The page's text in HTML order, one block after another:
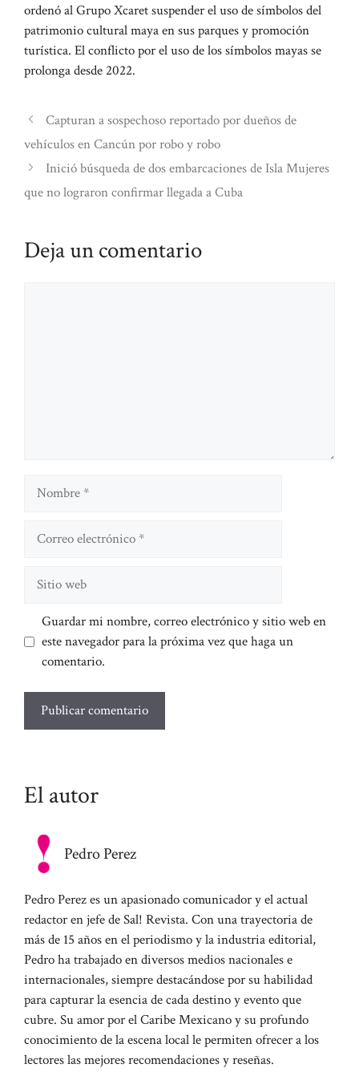
ordenó al Grupo Xcaret suspender el uso de símbolos del
patrimonio cultural maya en sus parques y promoción
turística. El conflicto por el uso de los símbolos mayas se
prolonga desde 2022.
Capturan a sospechoso reportado por dueños de
vehículos en Cancún por robo y robo
Inició búsqueda de dos embarcaciones de Isla Mujeres
que no lograron confirmar llegada a Cuba
Deja un comentario
Nombre
Guardar mi nombre, correo electrónico y sitio web en
este navegador para la próxima vez que haga un
comentario.
El autor
Pedro Perez
Pedro Perez es un apasionado comunicador y el actual
redactor en jefe de Sal! Revista. Con una trayectoria de
más de 15 años en el periodismo y la industria editorial,
Pedro ha trabajado en diversos medios nacionales e
internacionales, siempre destacándose por su habilidad
para capturar la esencia de cada destino y evento que
cubre. Su amor por el Caribe Mexicano y su profundo
conocimiento de la escena local le permiten ofrecer a los
lectores las mejores recomendaciones y reseñas.